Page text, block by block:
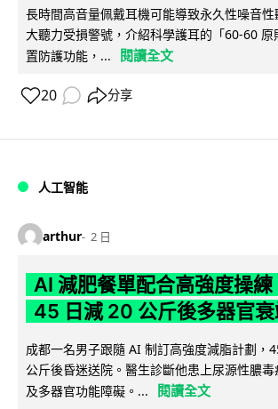
長時間高音量佩戴耳機可能導致永久性噪音
大聽力受損警號，介紹科學護耳的「60-60
置防護功能，...
閱讀全文
20 分享
人工智能
arthur 2 日
AI 減肥餐單配合高強度操
45 日減 20 公斤後多器官
成都一名男子跟隨 AI 制訂高強度減脂計劃，
公斤後昏迷送院。醫生診斷他患上尿源性膿
及多器官功能障礙。...
閱讀全文